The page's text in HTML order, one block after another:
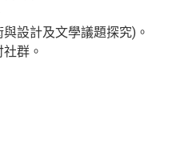
設計及文學議題探究)。
群。